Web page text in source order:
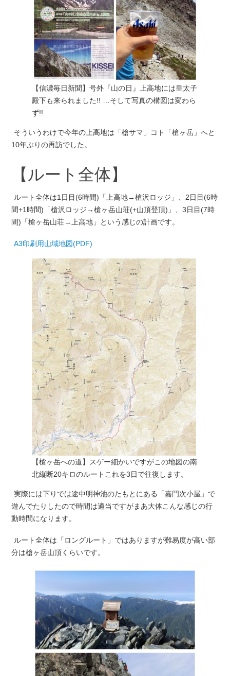
【信濃毎日新聞】号外『山の日』上高地には皇太子
殿下も来られました!! …そして写真の構図は変わら
ず!!
そういうわけで今年の上高地は「槍サマ」コト「槍ヶ岳」へと
10年ぶりの再訪でした。
【ルート全体】
ルート全体は1日目(6時間)「上高地→槍沢ロッジ」、2日目(6時
間+1時間)「槍沢ロッジ→槍ヶ岳山荘(+山頂登頂)」、3日目(7時
間)「槍ヶ岳山荘→上高地」という感じの計画です。
A3印刷用山域地図(PDF)
【槍ヶ岳への道】スゲー細かいですがこの地図の南
北縦断20キロのルートこれを3日で往復します。
実際には下りでは途中明神池のたもとにある「嘉門次小屋」で
遊んでたりしたので時間は適当ですがまあ大体こんな感じの行
動時間になります。
ルート全体は「ロングルート」ではありますが難易度が高い部
分は槍ヶ岳山頂くらいです。